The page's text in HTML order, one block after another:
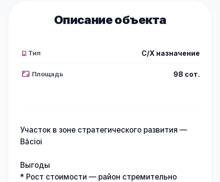
Описание объекта
Тип С/Х назначение
aspect_ratio Площадь 98 сот.
Участок в зоне стратегического развития —
Băcioi
Выгоды
* Рост стоимости — район стремительно